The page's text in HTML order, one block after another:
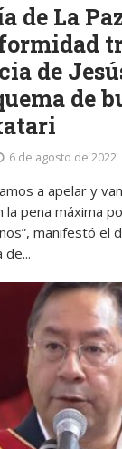
de La
de
de
6 de agosto de 2022
a apelar y
la pena máxima
manifestó el
de...